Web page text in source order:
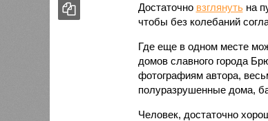
Достаточно взглянутьна
чтобы без колебаний
Где еще в одном месте
домов славного города
фотографиям автора,
полуразрушенные дома,
Человек, достаточно